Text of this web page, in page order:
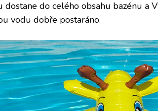
dostane do celého obsahu bazénu a
vodu dobře postaráno.